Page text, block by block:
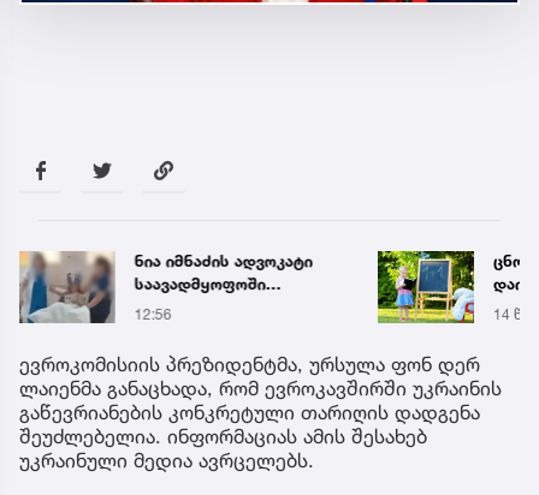
ნია იმნაძის ადვოკატი
საავადმყოფოში
გადაღებულ კადრებს
12:56 14
ევროკომისიის პრეზიდენტმა, ურსულა ფონ დერ
ლაიენმა განაცხადა, რომ ევროკავშირში უკრაინის
გაწევრიანების კონკრეტული თარიღის დადგენა
შეუძლებელია. ინფორმაციას ამის შესახებ
უკრაინული მედია ავრცელებს.